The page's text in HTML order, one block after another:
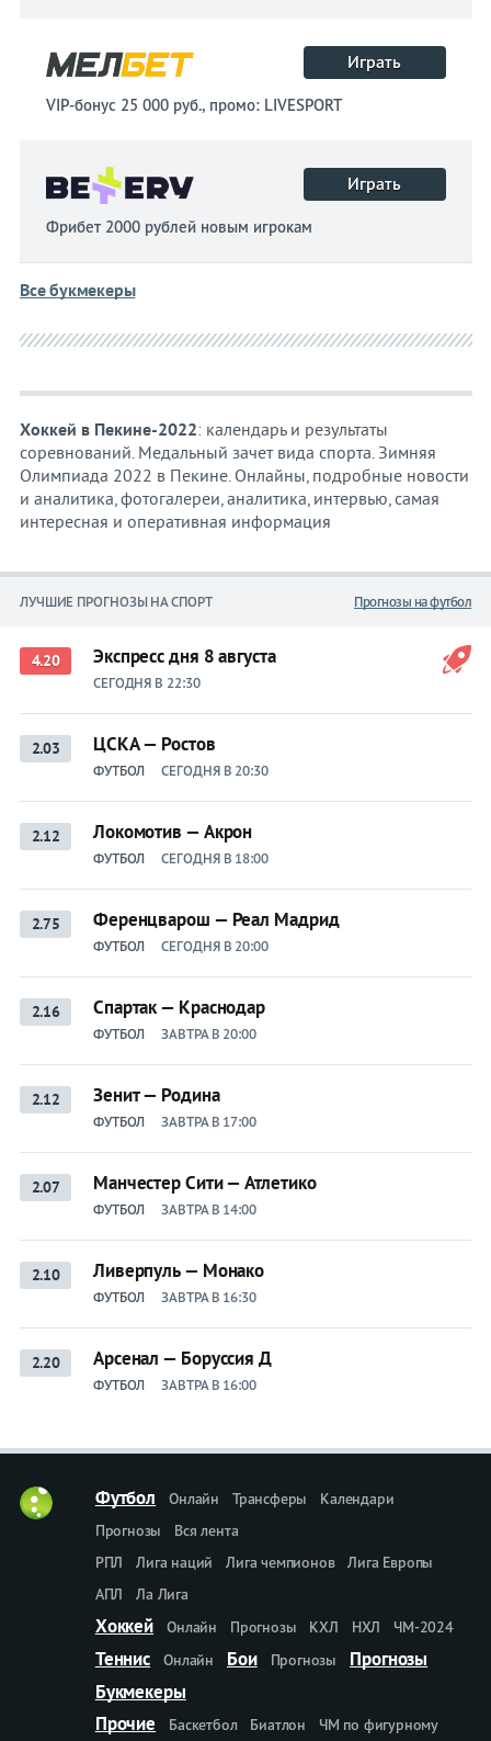
Играть
VIP-бонус 25 000 руб., промо: LIVESPORT
Играть
Фрибет 2000 рублей новым игрокам
Все букмекеры
Хоккей в Пекине-2022: календарь и результаты
соревнований. Медальный зачет вида спорта. Зимняя
Олимпиада 2022 в Пекине. Онлайны, подробные новости
и аналитика, фотогалереи, аналитика, интервью, самая
интересная и оперативная информация
ЛУЧШИЕ ПРОГНОЗЫ НА СПОРТ Прогнозы на футбол
4.20 Экспресс дня 8 августа
СЕГОДНЯ В 22:30
2.03 ЦСКА — Ростов
ФУТБОЛ СЕГОДНЯ В 20:30
2.12 Локомотив — Акрон
ФУТБОЛ СЕГОДНЯ В 18:00
2.75 Ференцварош — Реал Мадрид
ФУТБОЛ СЕГОДНЯ В 20:00
2.16 Спартак — Краснодар
ФУТБОЛ ЗАВТРА В 20:00
2.12 Зенит — Родина
ФУТБОЛ ЗАВТРА В 17:00
2.07 Манчестер Сити — Атлетико
ФУТБОЛ ЗАВТРА В 14:00
2.10 Ливерпуль — Монако
ФУТБОЛ ЗАВТРА В 16:30
2.20 Арсенал — Боруссия Д
ФУТБОЛ ЗАВТРА В 16:00
Футбол Онлайн Трансферы
Календари
Прогнозы
Вся лента
РПЛ
Лига наций Лига чемпионов
Лига Европы
АПЛ
Ла Лига
Хоккей Онлайн Прогнозы КХЛ НХЛ ЧМ-2024
Теннис Онлайн Бои Прогнозы
Прогнозы
Букмекеры
Прочие
Баскетбол Биатлон ЧМ по фигурному